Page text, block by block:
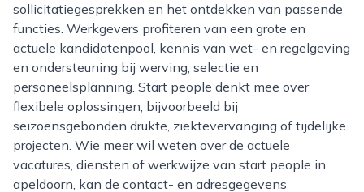
sollicitatiegesprekken en het ontdekken van passende
functies. Werkgevers profiteren van een grote en
actuele kandidatenpool, kennis van wet- en regelgeving
en ondersteuning bij werving, selectie en
personeelsplanning. Start people denkt mee over
flexibele oplossingen, bijvoorbeeld bij
seizoensgebonden drukte, ziektevervanging of tijdelijke
projecten. Wie meer wil weten over de actuele
vacatures, diensten of werkwijze van start people in
apeldoorn, kan de contact- en adresgegevens